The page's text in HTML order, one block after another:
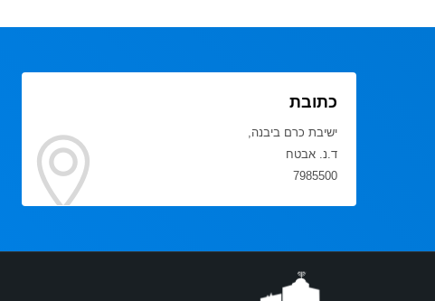
כתובת
ישיבת כרם ביבנה,
ד.נ. אבטח
7985500